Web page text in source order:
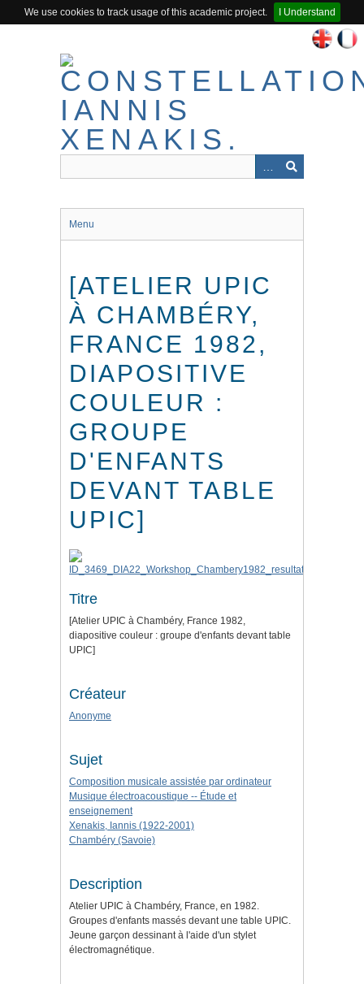
We use cookies to track usage of this academic project.
I Understand
Menu
[ATELIER UPIC
À CHAMBÉRY,
FRANCE 1982,
DIAPOSITIVE
COULEUR :
GROUPE
D'ENFANTS
DEVANT TABLE
UPIC]
Titre
[Atelier UPIC à Chambéry, France 1982,
diapositive couleur : groupe d'enfants devant table
UPIC]
Créateur
Anonyme
Sujet
Composition musicale assistée par ordinateur
Musique électroacoustique -- Étude et
enseignement
Xenakis, Iannis (1922-2001)
Chambéry (Savoie)
Description
Atelier UPIC à Chambéry, France, en 1982.
Groupes d'enfants massés devant une table UPIC.
Jeune garçon dessinant à l'aide d'un stylet
électromagnétique.